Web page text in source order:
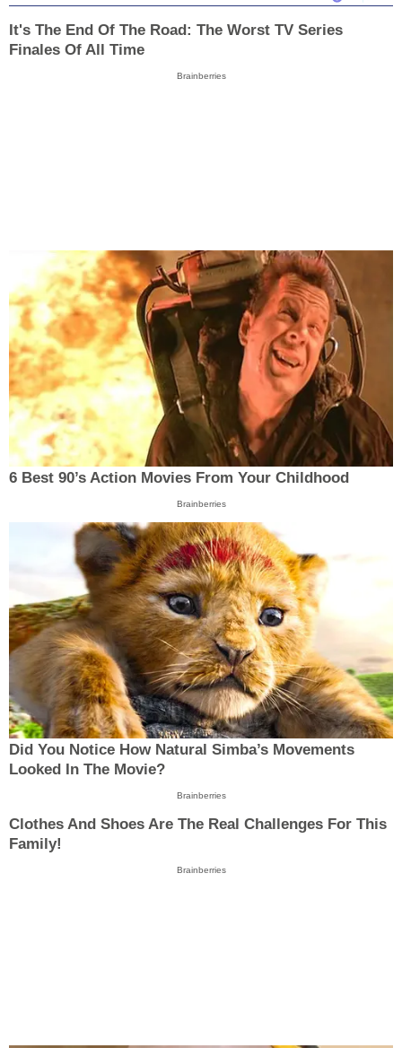
It's The End Of The Road: The Worst TV Series
Finales Of All Time
Brainberries
6 Best 90’s Action Movies From Your Childhood
Brainberries
Did You Notice How Natural Simba’s Movements
Looked In The Movie?
Brainberries
Clothes And Shoes Are The Real Challenges For This
Family!
Brainberries